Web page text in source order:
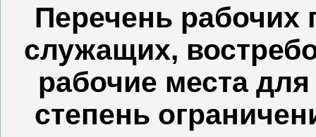
Перечень рабочих
служащих,
рабочие места
степень